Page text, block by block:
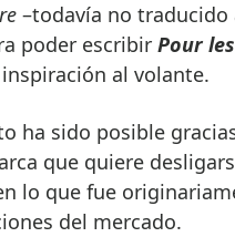
–todavía no traducido
poder escribir Pour
al volante.
ha sido posible
que quiere
lo que fue
del mercado.